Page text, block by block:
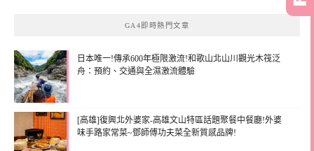
GA4即時熱門文章
日本唯一!傳承600年極限激流!和歌山北山川觀光木筏泛
舟：預約、交通與全濕激流體驗
[高雄]復興北外婆家-高雄文山特區話題聚餐中餐廳!外婆
味手路家常菜~鄧師傅功夫菜全新質感品牌!